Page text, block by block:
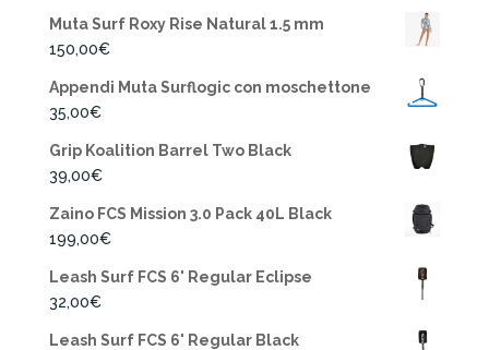
Muta Surf Roxy Rise Natural 1.5 mm
150,00€
Appendi Muta Surflogic con moschettone
35,00€
Grip Koalition Barrel Two Black
39,00€
Zaino FCS Mission 3.0 Pack 40L Black
199,00€
Leash Surf FCS 6' Regular Eclipse
32,00€
Leash Surf FCS 6' Regular Black